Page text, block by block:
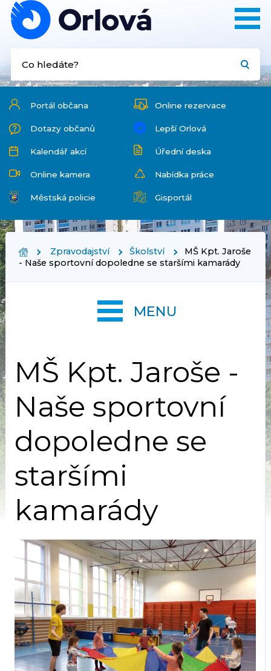
Portál občana Online rezervace
Dotazy občanů Lepší Orlová
Kalendář akcí Úřední deska
Online kamera Nabídka práce
Městská policie Gisportál
Zpravodajství Školství
MŠ Kpt. Jaroše
- Naše sportovní dopoledne se staršími kamarády
MŠ Kpt. Jaroše -
Naše sportovní
dopoledne se
staršími
kamarády
MENU